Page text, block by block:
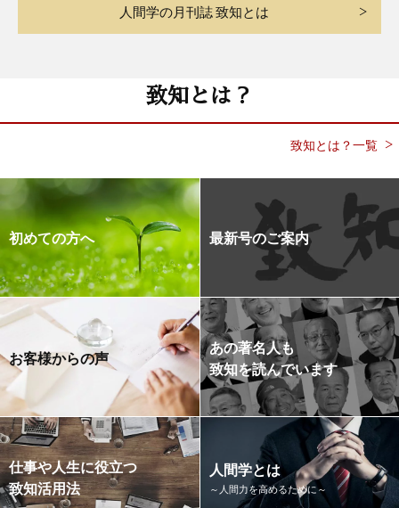
人間学の月刊誌 致知とは
致知とは？
致知とは？一覧
初めての方へ 最新号のご案内
お客様からの声
あの著名人も
致知を読んでいます
仕事や人生に役立つ
致知活用法
人間学とは
～人間力を高めるために～